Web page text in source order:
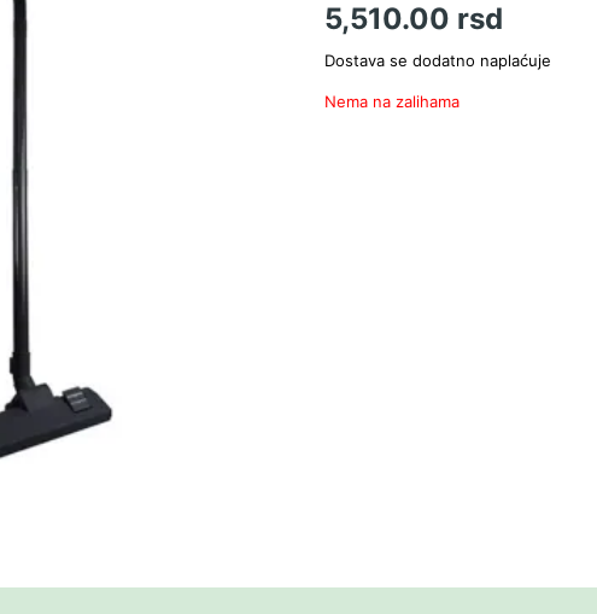
5,510.00 rsd
Dostava se dodatno naplaćuje
Nema na zalihama